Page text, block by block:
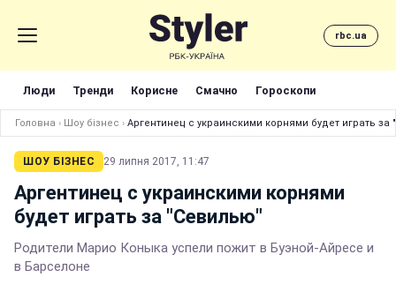
rbc.ua
Люди Тренди Корисне Смачно Гороскопи
Головна › Шоу бізнес › Аргентинец с украинскими корнями будет играть за
ШОУ БІЗНЕС 29 липня 2017, 11:47
Аргентинец с украинскими корнями
будет играть за "Севилью"
Родители Марио Коныка успели пожит в Буэной-Айресе и
в Барселоне